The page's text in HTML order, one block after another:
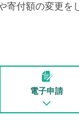
寄付額の変更を
電子申請